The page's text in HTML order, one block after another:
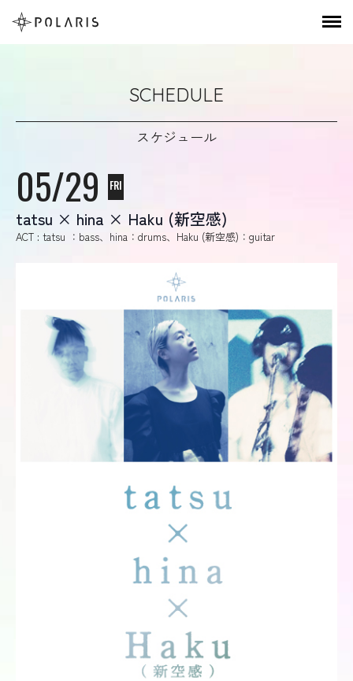
SCHEDULE
スケジュール
05/29 FRI
tatsu × hina × Haku (新空感)
ACT : tatsu ：bass、hina：drums、Haku (新空感)：guitar